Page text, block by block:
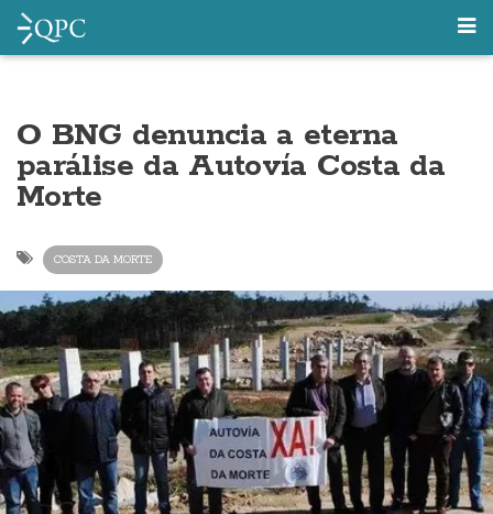
O BNG denuncia a eterna
parálise da Autovía Costa da
Morte
COSTA DA MORTE